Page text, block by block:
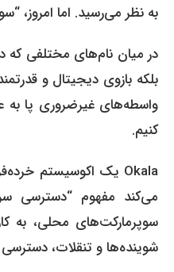
به نظر می‌رسید. اما امروز،
در میان نام‌های مختلفی که
بلکه بازوی دیجیتال و
واسطه‌های غیرضروری پا
کنیم.
می‌کند مفهوم “دسترسی
شوینده‌ها و تنقلات، دسترسی